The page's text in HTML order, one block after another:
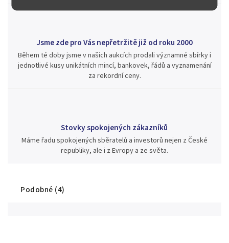
Jsme zde pro Vás nepřetržitě již od roku 2000
Během té doby jsme v našich aukcích prodali významné sbírky i
jednotlivé kusy unikátních mincí, bankovek, řádů a vyznamenání
za rekordní ceny.
Stovky spokojených zákazníků
Máme řadu spokojených sběratelů a investorů nejen z České
republiky, ale i z Evropy a ze světa.
Podobné (4)